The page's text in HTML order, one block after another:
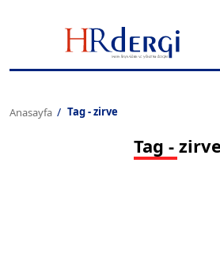
Anasayfa Tag - zirve
Tag - zirve